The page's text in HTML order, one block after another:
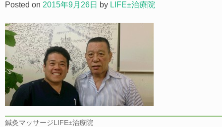
Posted on 2015年9月26日 by LIFE±治療院
鍼灸マッサージLIFE±治療院